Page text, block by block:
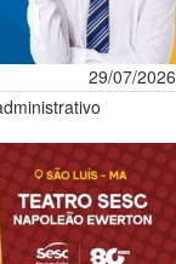
29/07/2026